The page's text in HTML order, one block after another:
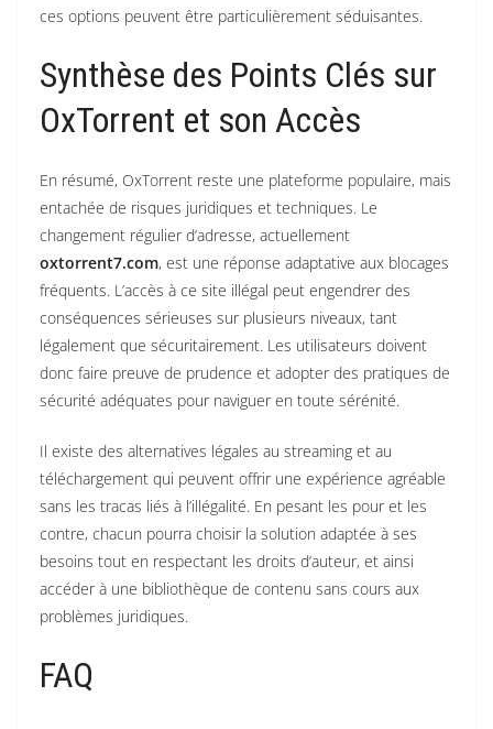
ces options peuvent être particulièrement séduisantes.
Synthèse des Points Clés sur
OxTorrent et son Accès
En résumé, OxTorrent reste une plateforme populaire, mais
entachée de risques juridiques et techniques. Le
changement régulier d’adresse, actuellement
oxtorrent7.com, est une réponse adaptative aux blocages
fréquents. L’accès à ce site illégal peut engendrer des
conséquences sérieuses sur plusieurs niveaux, tant
légalement que sécuritairement. Les utilisateurs doivent
donc faire preuve de prudence et adopter des pratiques de
sécurité adéquates pour naviguer en toute sérénité.
Il existe des alternatives légales au streaming et au
téléchargement qui peuvent offrir une expérience agréable
sans les tracas liés à l’illégalité. En pesant les pour et les
contre, chacun pourra choisir la solution adaptée à ses
besoins tout en respectant les droits d’auteur, et ainsi
accéder à une bibliothèque de contenu sans cours aux
problèmes juridiques.
FAQ